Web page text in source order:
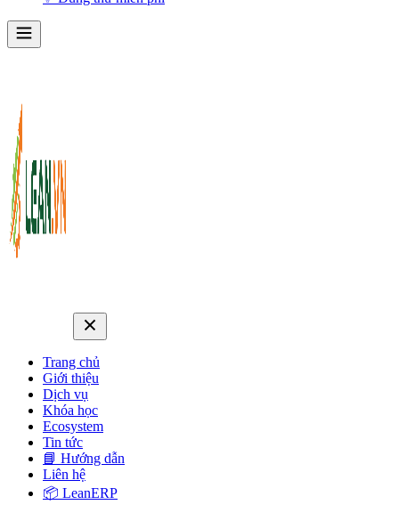
Trang chủ
Giới thiệu
Dịch vụ
Khóa học
Ecosystem
Tin tức
📘 Hướng dẫn
Liên hệ
📦 LeanERP